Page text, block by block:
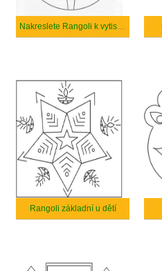
Nakreslete Rangoli k vytisknutí
Rangoli základní u dětí